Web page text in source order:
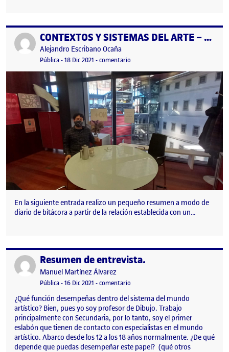
Publicado por CONTEXTOS Y SISTEMAS DEL ARTE – CUADERNO DE BITÁCORA SOBRE AGENTES DEL ARTE
Publicado por
Alejandro Escribano Ocaña
Visibilidad:
Pública-Fecha de publicación
18 Dic 2021 23 febrero, 2022 11:11 am
-comentario
En la siguiente entrada realizo un pequeño resumen a modo de
diario de bitácora a partir de la relación establecida con un…
Publicado porResumen de entrevista.
Publicado por
Manuel Martínez Álvarez
Visibilidad:
Pública-Fecha de publicación
16 Dic 2021 -comentario
¿Qué función desempeñas dentro del sistema del mundo
artístico? Bien, pues yo soy profesor de Dibujo. Trabajo
principalmente con Secundaria, por lo tanto, soy el primer
eslabón que tienen de contacto con especialistas en el mundo
artístico. Abarco desde los 12 a los 18 años normalmente. ¿De qué
depende que puedas desempeñar este papel? (qué otros